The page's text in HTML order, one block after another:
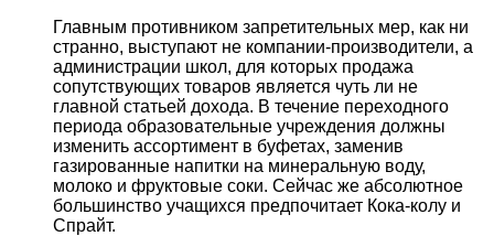
Главным противником запретительных мер, как ни
странно, выступают не компании-производители, а
администрации школ, для которых продажа
сопутствующих товаров является чуть ли не
главной статьей дохода. В течение переходного
периода образовательные учреждения должны
изменить ассортимент в буфетах, заменив
газированные напитки на минеральную воду,
молоко и фруктовые соки. Сейчас же абсолютное
большинство учащихся предпочитает Кока-колу и
Спрайт.